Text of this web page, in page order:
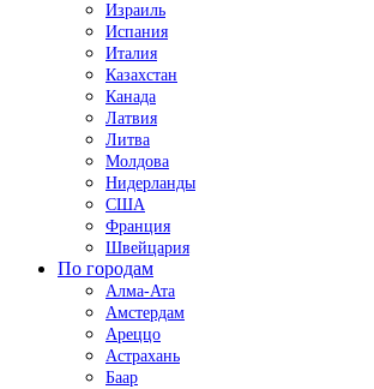
Израиль
Испания
Италия
Казахстан
Канада
Латвия
Литва
Молдова
Нидерланды
США
Франция
Швейцария
По городам
Алма-Ата
Амстердам
Ареццо
Астрахань
Баар